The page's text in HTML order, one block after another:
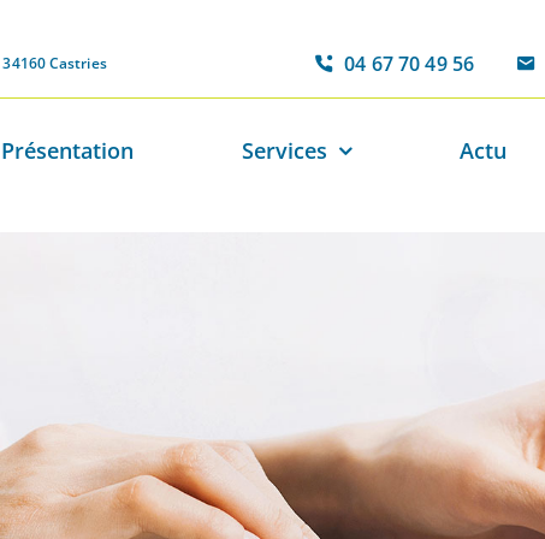
Castries 04 67 70 49 56
Présentation Services Actu